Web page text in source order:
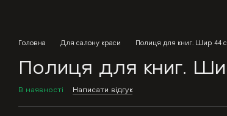
Головна Для салону краси Полиця для книг. Шир 44
Полиця для книг.
В наявності Написати відгук